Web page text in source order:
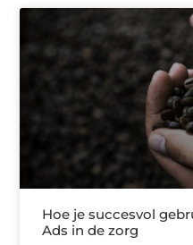
Hoe je succesvol
Ads in de zorg